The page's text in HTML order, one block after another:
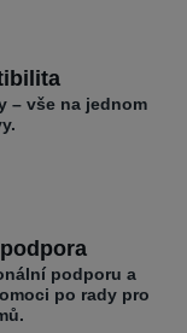
– vše na jednom
podporu a
po rady pro